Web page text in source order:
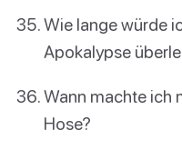
Wie lange würde
Apokalypse
Wann machte ich
Hose?